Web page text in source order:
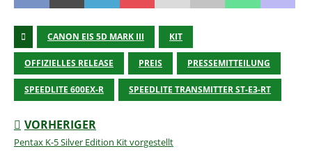
CANON EIS 5D MARK III KIT
OFFIZIELLES RELEASE PREIS PRESSEMITTEILUNG
SPEEDLITE 600EX-R SPEEDLITE TRANSMITTER ST-E3-RT
VORHERIGER
Pentax K-5 Silver Edition Kit vorgestellt